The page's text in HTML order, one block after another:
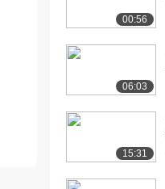
[13] 2.1指令格
[14] 2.1指令格
式-2015（中）
[15] 2.1指令格
00:56
06:03
15:31